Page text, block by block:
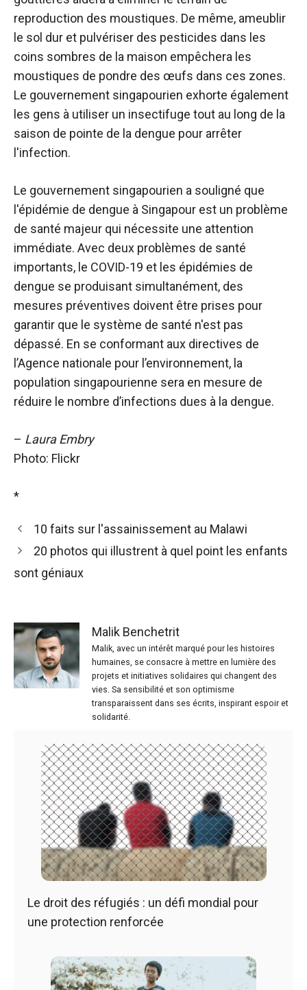
reproduction des moustiques. De même, ameublir
le sol dur et pulvériser des pesticides dans les
coins sombres de la maison empêchera les
moustiques de pondre des œufs dans ces zones.
Le gouvernement singapourien exhorte également
les gens à utiliser un insectifuge tout au long de la
saison de pointe de la dengue pour arrêter
l'infection.
Le gouvernement singapourien a souligné que
l'épidémie de dengue à Singapour est un problème
de santé majeur qui nécessite une attention
immédiate. Avec deux problèmes de santé
importants, le COVID-19 et les épidémies de
dengue se produisant simultanément, des
mesures préventives doivent être prises pour
garantir que le système de santé n'est pas
dépassé. En se conformant aux directives de
l’Agence nationale pour l’environnement, la
population singapourienne sera en mesure de
réduire le nombre d’infections dues à la dengue.
– Laura Embry
Photo: Flickr
*
10 faits sur l'assainissement au Malawi
20 photos qui illustrent à quel point les enfants
sont géniaux
Malik Benchetrit
Malik, avec un intérêt marqué pour les histoires
humaines, se consacre à mettre en lumière des
projets et initiatives solidaires qui changent des
vies. Sa sensibilité et son optimisme
transparaissent dans ses écrits, inspirant espoir et
solidarité.
Le droit des réfugiés : un défi mondial pour
une protection renforcée